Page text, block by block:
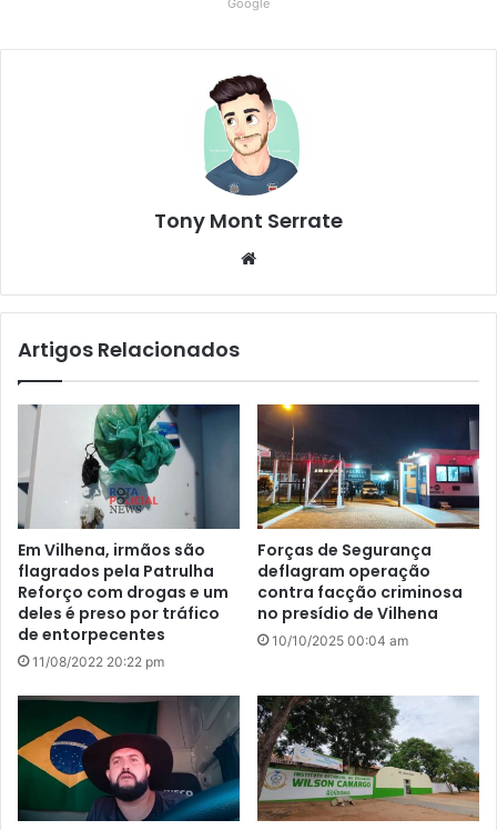
Tony Mont Serrate
te
Artigos Relacionados
Em Vilhena, irmãos são
flagrados pela Patrulha
Reforço com drogas e um
deles é preso por tráfico
de entorpecentes
11/08/2022 20:22 pm
Forças de Segurança
deflagram operação
contra facção criminosa
no presídio de Vilhena
10/10/2025 00:04 am